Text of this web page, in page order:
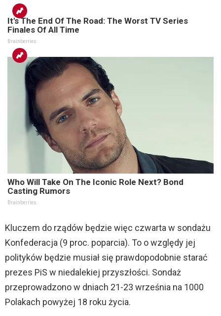
It's The End Of The Road: The Worst TV Series
Finales Of All Time
Brainberries
Who Will Take On The Iconic Role Next? Bond
Casting Rumors
Brainberries
Kluczem do rządów będzie więc czwarta w sondażu
Konfederacja (9 proc. poparcia). To o względy jej
polityków będzie musiał się prawdopodobnie starać
prezes PiS w niedalekiej przyszłości. Sondaż
przeprowadzono w dniach 21-23 września na 1000
Polakach powyżej 18 roku życia.